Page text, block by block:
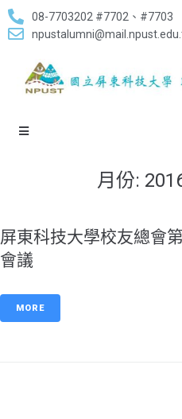
08-7703202 #7702、#7703
月份:
屏東科技大學校友總會
會議
MORE